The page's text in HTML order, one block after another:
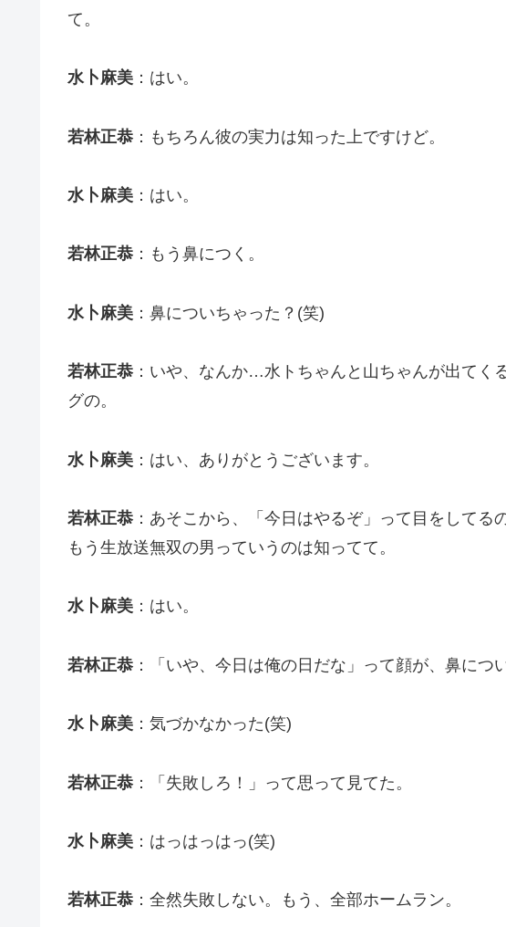
て。
水卜麻美 ：はい。
若林正恭 ：もちろん彼の実力は知った上ですけど。
水卜麻美 ：はい。
若林正恭 ：もう鼻につく。
水卜麻美 ：鼻についちゃった？(笑)
若林正恭 ：いや、なんか…水トちゃんと山ちゃんが出てく
グの。
水卜麻美 ：はい、ありがとうございます。
若林正恭 ：あそこから、「今日はやるぞ」って目をしてる
もう生放送無双の男っていうのは知ってて。
水卜麻美 ：はい。
若林正恭 ：「いや、今日は俺の日だな」って顔が、鼻につ
水卜麻美 ：気づかなかった(笑)
若林正恭 ：「失敗しろ！」って思って見てた。
水卜麻美 ：はっはっはっ(笑)
若林正恭 ：全然失敗しない。もう、全部ホームラン。